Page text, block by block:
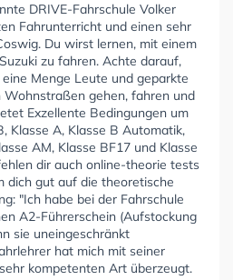
DRIVE-Fahrschule Volker
Fahrunterricht und einen sehr
Du wirst lernen, mit einem
zu fahren. Achte darauf,
Menge Leute und geparkte
gehen, fahren und
Exzellente Bedingungen um
Klasse A, Klasse B Automatik,
AM, Klasse BF17 und Klasse
dir auch online-theorie tests
dich gut auf die theoretische
"Ich habe bei der Fahrschule
A2-Führerschein (Aufstockung
sie uneingeschränkt
hat mich mit seiner
kompetenten Art überzeugt.